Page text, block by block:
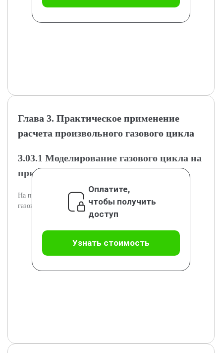
Глава 3. Практическое применение
расчета произвольного газового цикла
3.03.1 Моделирование газового цикла на
примере
На примере показано моделирование произвольного
газового цикла с практическими расчетами.
Оплатите,
чтобы получить
доступ
Узнать стоимость